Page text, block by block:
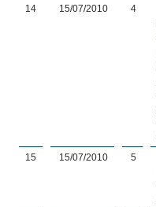
14 15/07/2010 4
15 15/07/2010 5